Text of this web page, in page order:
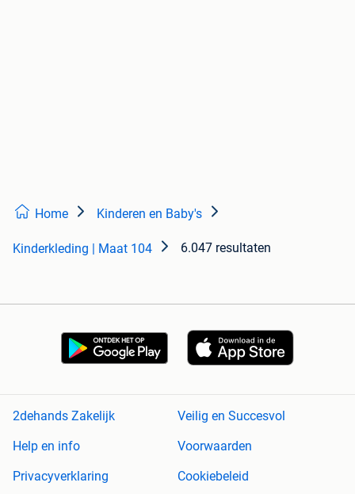
Home Kinderen en Baby's
Kinderkleding | Maat 104 6.047 resultaten
2dehands Zakelijk
Veilig en Succesvol
Help en info
Voorwaarden
Privacyverklaring
Cookiebeleid